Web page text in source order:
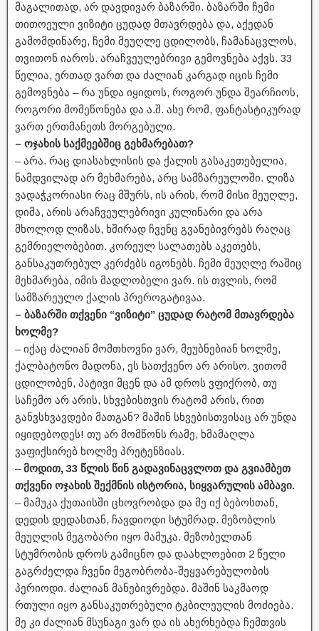
მაგალითად, არ დავდივარ ბაზარში. ბაზარში ჩემი
თითოეული ვიზიტი ცუდად მთავრდება და, აქედან
გამომდინარე, ჩემი მეუღლე ცდილობს, ჩამანაცვლოს,
თვითონ იაროს. არაჩვეულებრივი გემოვნება აქვს. 33
წელია, ერთად ვართ და ძალიან კარგად იცის ჩემი
გემოვნება – რა უნდა იყიდოს, როგორ უნდა შეარჩიოს,
როგორი მომეწონება და ა.შ. ასე რომ, ფანტასტიკურად
ვართ ერთმანეთს მორგებული.
– ოჯახის საქმეებშიც გეხმარებათ?
– არა. რაც დიასახლისის და ქალის გასაკეთებელია,
ნამდვილად არ მეხმარება, არც სამზარეულოში. ლიზა
ვადაჭკორიასი რაც მშურს, ის არის, რომ მისი მეუღლე,
დიმა, არის არაჩვეულებრივი კულინარი და არა
მხოლოდ ლიზას, ხშირად ჩვენც გვანებივრებს რაღაც
გემრიელობებით. კორეულ სალათებს აკეთებს,
განსაკუთრებულ კერძებს იგონებს. ჩემი მეუღლე რაშიც
მეხმარება, იმის მადლობელი ვარ. ის თვლის, რომ
სამზარეულო ქალის პრეროგატივაა.
– ბაზარში თქვენი “ვიზიტი” ცუდად რატომ მთავრდება
ხოლმე?
– იქაც ძალიან მომთხოვნი ვარ, მეუბნებიან ხოლმე,
ქალბატონო მადონა, ეს სათქვენო არ არისო. ვითომ
ცდილობენ, პატივი მცენ და ამ დროს ვფიქრობ, თუ
საჩემო არ არის, სხვებისთვის რატომ არის, რით
განვსხვავდები მათგან? მაშინ სხვებისთვისაც არ უნდა
იყიდებოდეს! თუ არ მომწონს რამე, ხმამაღლა
ვაფიქსირებ ხოლმე პრეტენზიას.
–მოდით, 33 წლის წინ გადავინაცვლოთ და გვიამბეთ
თქვენი ოჯახის შექმნის ისტორია, სიყვარულის ამბავი.
– მამუკა ქუთაისში ცხოვრობდა და მე იქ ბებოსთან,
დედის დედასთან, ჩავდიოდი სტუმრად. მეზობლის
მეუღლის მეგობარი იყო მამუკა. მეზობელთან
სტუმრობის დროს გამიცნო და დაახლოებით 2 წელი
გაგრძელდა ჩვენი მეგობრობა-შეყვარებულობის
პერიოდი. ძალიან მანებივრებდა. მაშინ საკმაოდ
რთული იყო განსაკუთრებული ტკბილეულის მოძიება.
მე კი ძალიან მსუნაგი ვარ და ის ახერხებდა ჩემთვის